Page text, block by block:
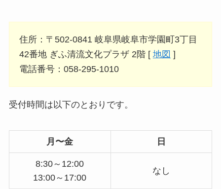
住所：〒502-0841 岐阜県岐阜市学園町3丁目
42番地 ぎふ清流文化プラザ 2階 [ 地図 ]
電話番号：058-295-1010
受付時間は以下のとおりです。
月〜金 日
8:30～12:00
13:00～17:00
なし